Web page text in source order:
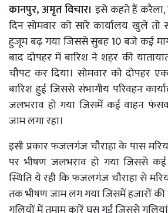
कानपुर, अमृत विचार। इसे कहते हैं करैला,
दिन सोमवार को सारे कार्यालय खुले तो
हुजूम बढ़ गया जिससे सुबह 10 बजे कई
बाद दोपहर में बारिश ने शहर की
चौपट कर दिया। सोमवार को दोपहर
बारिश हुई जिससे संभागीय परिवहन
जलभराव हो गया जिसमें कई वाहन
जाम लगा रहा।
इसी प्रकार फजलगंज चौराहा के पास
पर भीषण जलभराव हो गया जिससे कई
स्थिति ये रही कि फजलगंज चौराहा से
तक भीषण जाम लग गया जिसमें हजारों